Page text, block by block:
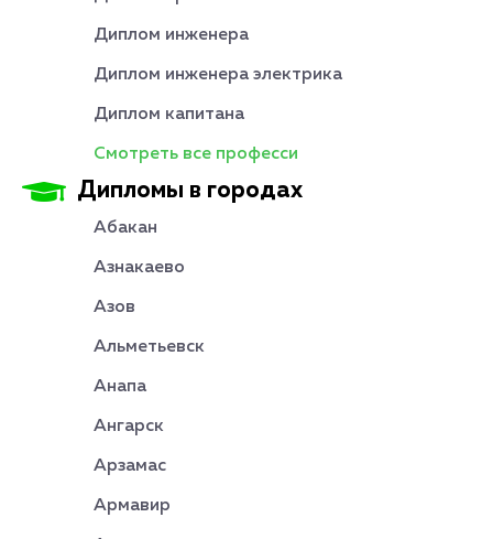
Диплом инженера
Диплом инженера электрика
Диплом капитана
Смотреть все професси
Дипломы в городах
Абакан
Азнакаево
Азов
Альметьевск
Анапа
Ангарск
Арзамас
Армавир